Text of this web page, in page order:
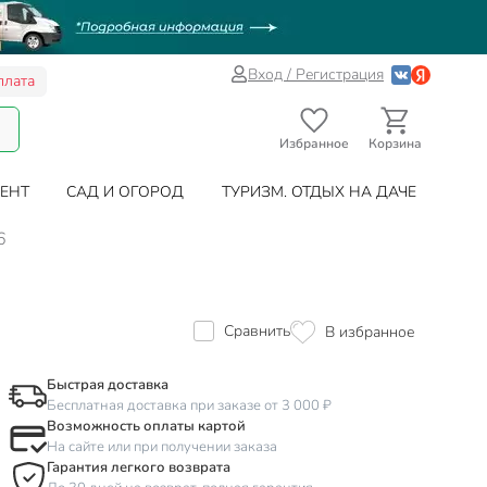
Вход / Регистрация
Избранное Корзина
САД И ОГОРОД ТУРИЗМ. ОТДЫХ НА ДАЧЕ
Сравнить В избранное
Быстрая доставка
Бесплатная доставка при заказе от 3 000 ₽
Возможность оплаты картой
На сайте или при получении заказа
Гарантия легкого возврата